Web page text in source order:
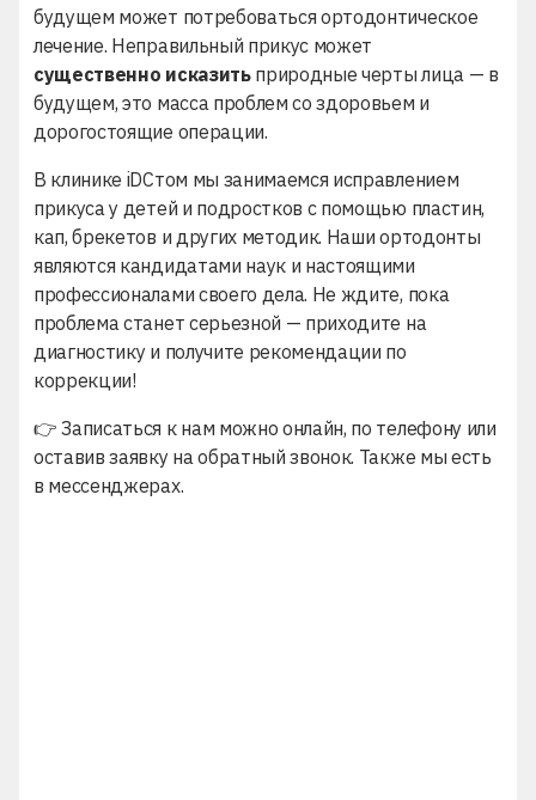
будущем может потребоваться ортодонтическое
лечение. Неправильный прикус может
существенно исказитьприродные черты лица — в
будущем, это масса проблем со здоровьем и
дорогостоящие операции.
В клинике iDСтом мы занимаемся исправлением
прикуса у детей и подростков с помощью пластин,
кап, брекетов и других методик. Наши ортодонты
являются кандидатами наук и настоящими
профессионалами своего дела. Не ждите, пока
проблема станет серьезной — приходите на
диагностику и получите рекомендации по
коррекции!
👉 Записаться к нам можно онлайн, по телефону или
оставив заявку на обратный звонок. Также мы есть
в мессенджерах.